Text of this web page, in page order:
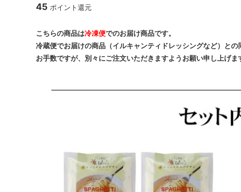
45 ポイント還元
こちらの商品は冷凍便でのお届け商品です。
冷蔵便でお届けの商品（イルキャンティドレッシングなど）との
お手数ですが、別々にご注文いただきますようお願い申し上げま